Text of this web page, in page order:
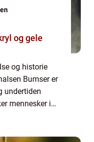
og gele
og historie
Bumser er
undertiden
mennesker i